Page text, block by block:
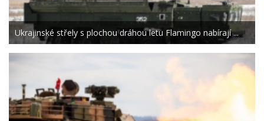
Ukrajinské střely s plochou dráhou letu Flamingo nabírají ...